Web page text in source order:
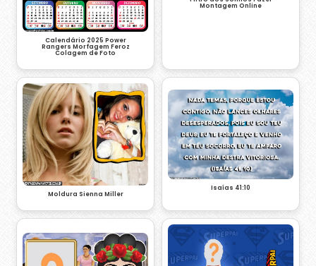
Calendário 2025 Power
Rangers Morfagem Feroz
Colagem de Foto
Montagem Online
Moldura Sienna Miller
Isaías 41:10